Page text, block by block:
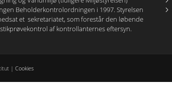
Beholderkontrolordningen i 1997. Styrelsen
et sekretariatet, som forestår den løbende
af kontrollanternes eftersyn.
| Cookies